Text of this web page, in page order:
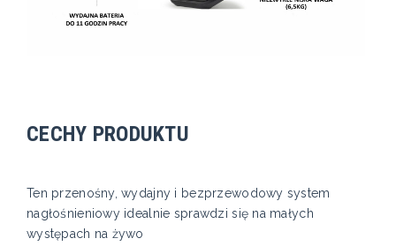
CECHY PRODUKTU
Ten przenośny, wydajny i bezprzewodowy system
nagłośnieniowy idealnie sprawdzi się na małych
występach na żywo